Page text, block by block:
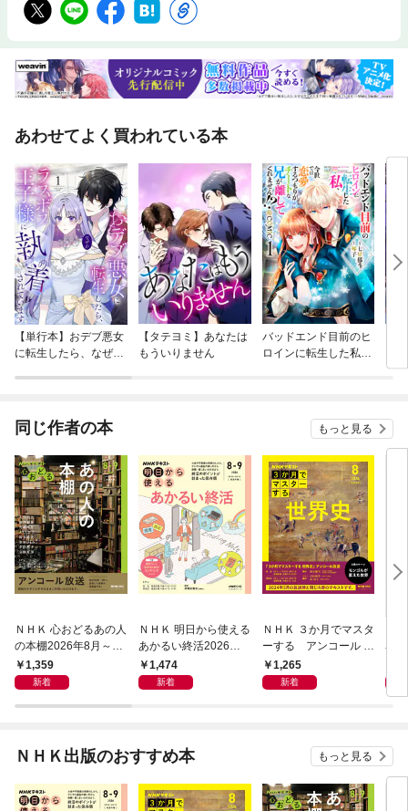
あわせてよく買われている本
【単行本】おデブ悪女
に転生したら、なぜか
【タテヨミ】あなたは
もういりません
バッドエンド目前のヒ
ロインに転生した私、
同じ作者の本 もっと見る
ＮＨＫ 心おどるあの人
の本棚2026年8月～9
月1,359
新着
ＮＨＫ 明日から使える
あかるい終活2026年8
月～9月
1,474
新着
ＮＨＫ ３か月でマスタ
ーする アンコール 世
界史2026年8月
1,265
新着
名
宣
ＮＨＫ出版のおすすめ本 もっと見る